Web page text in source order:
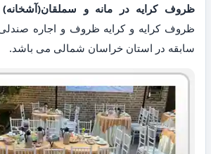
ظروف کرایه در مانه و سملقان(آشخانه)
سابقه در استان خراسان شمالی می باشد.